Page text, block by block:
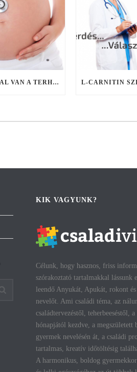
MILYEN HATÁSSAL VAN A TERHESSÉGRE A CICKAFARKFŰ TEA FOGYASZTÁSA? – KÉRDÉS-VÁLASZ
KIK VAGYUNK?
Célunk, hogy hasznos, friss
szórakoztató tartalmakkal lássunk
leendő Anyukát, Apukát, rokont
nevelőt. Ami családi téma, az
családtervezéstől, teherbeeséstől,
hónapjától kezdve, a megszületett
gyermek nevelésén át, a családi
tartalmas, kreatív időtöltésig
A harmonikus, boldog